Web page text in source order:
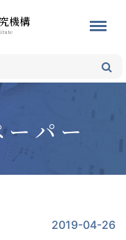
機構
パー
2019-04-26